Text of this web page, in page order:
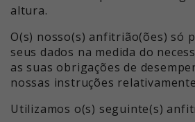
altura.
O(s) nosso(s) anfitrião(ões) só
seus dados na medida do
as suas obrigações de
nossas instruções
Utilizamos o(s) seguinte(s)